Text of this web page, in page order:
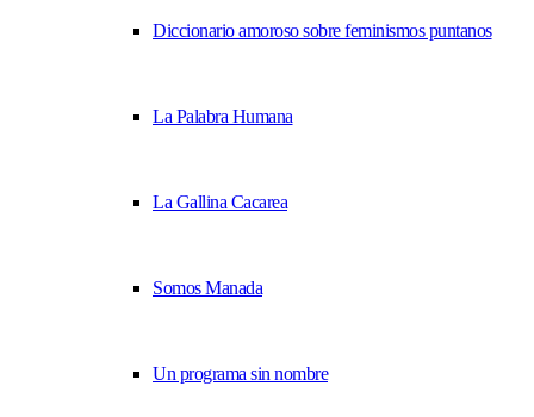
Diccionario amoroso sobre feminismos puntanos
La Palabra Humana
La Gallina Cacarea
Somos Manada
Un programa sin nombre